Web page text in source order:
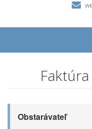
Obstarávateľ